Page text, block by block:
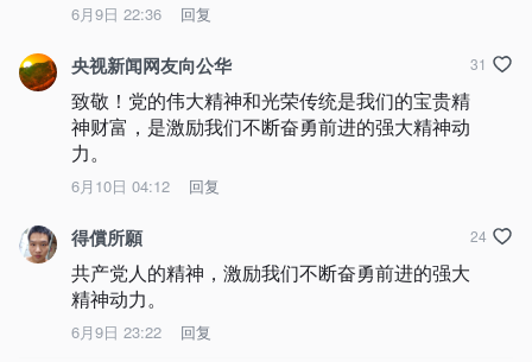
6月9日 22:36 回复
央视新闻网友向公华
致敬！党的伟大精神和光荣传统是我们的宝贵精
神财富，是激励我们不断奋勇前进的强大精神动
力。
6月10日 04:12 回复
31
得償所願
共产党人的精神，激励我们不断奋勇前进的强大
精神动力。
6月9日 23:22 回复
24